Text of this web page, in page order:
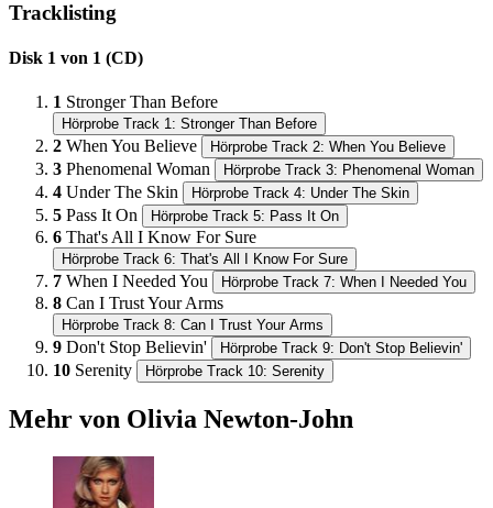
Tracklisting
Disk 1 von 1 (CD)
1 Stronger Than Before
Hörprobe Track 1: Stronger Than Before
2 When You Believe Hörprobe Track 2: When You Believe
3 Phenomenal Woman Hörprobe Track 3: Phenomenal Woman
4 Under The Skin Hörprobe Track 4: Under The Skin
5 Pass It On Hörprobe Track 5: Pass It On
6 That's All I Know For Sure
Hörprobe Track 6: That's All I Know For Sure
7 When I Needed You Hörprobe Track 7: When I Needed You
8 Can I Trust Your Arms
Hörprobe Track 8: Can I Trust Your Arms
9 Don't Stop Believin' Hörprobe Track 9: Don't Stop Believin'
10 Serenity Hörprobe Track 10: Serenity
Mehr von Olivia Newton-John